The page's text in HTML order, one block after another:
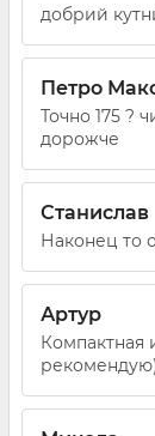
добрий
Петро
Точно 175 ?
дорожче
Станислав
Наконец то
Артур
Компактная
рекомендую)